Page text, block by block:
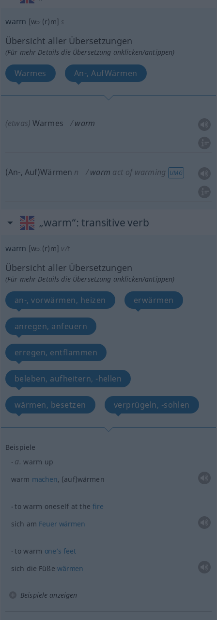
warm [wɔː(r)m] s
Übersicht aller Übersetzungen
(Für mehr Details die Übersetzung anklicken/antippen)
Warmes An-, AufWärmen
(etwas) Warmes warm
(An-, Auf)Wärmen n warm act of warming UMG
„warm“: transitive verb
warm [wɔː(r)m] v/t
Übersicht aller Übersetzungen
(Für mehr Details die Übersetzung anklicken/antippen)
an-, vorwärmen, heizen erwärmen
anregen, anfeuern
erregen, entflammen
beleben, aufheitern, -hellen
wärmen, besetzen verprügeln, -sohlen
Beispiele
a. warm up
warm machen, (auf)wärmen
to warm oneself at thefire
sich am Feuer wärmen
to warm one’s feet
sich die Füße wärmen
Beispiele anzeigen